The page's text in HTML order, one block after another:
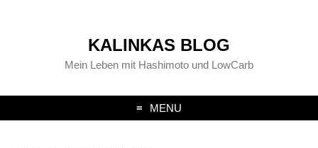
KALINKAS BLOG
Mein Leben mit Hashimoto und LowCarb
MENU